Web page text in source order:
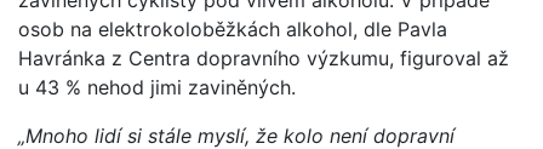
osob na elektrokoloběžkách alkohol, dle Pavla
Havránka z Centra dopravního výzkumu, figuroval až
u 43 % nehod jimi zaviněných.
„Mnoho lidí si stále myslí, že kolo není dopravní